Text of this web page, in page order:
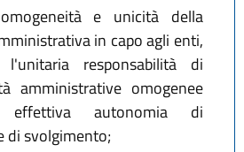
e unicità della
in capo agli enti,
l'unitaria responsabilità di
amministrative omogenee
autonomia di
di svolgimento;